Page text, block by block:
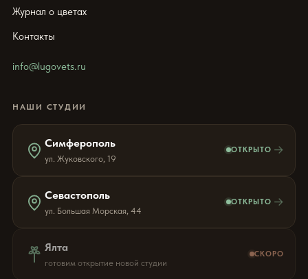
Журнал о цветах
Контакты
info@lugovets.ru
НАШИ СТУДИИ
Симферополь
ул. Жуковского, 19
ОТКРЫТО →
Севастополь
ул. Большая Морская, 44
ОТКРЫТО →
Ялта
готовим открытие новой студии
СКОРО